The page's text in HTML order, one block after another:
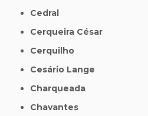
Cedral
Cerqueira César
Cerquilho
Cesário Lange
Charqueada
Chavantes